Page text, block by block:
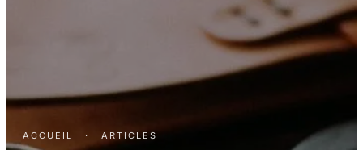
ACCUEIL · ARTICLES